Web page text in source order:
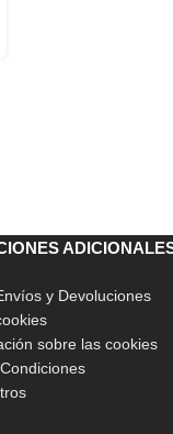
y Devoluciones
sobre las cookies